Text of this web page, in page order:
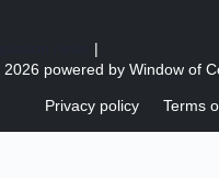
|
2026 powered by Window of
Privacy policy Terms